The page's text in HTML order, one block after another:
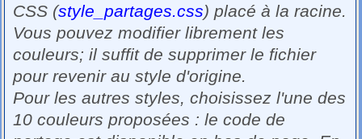
CSS (style_partages.css) placé à la racine.
Vous pouvez modifier librement les
couleurs; il suffit de supprimer le fichier
pour revenir au style d'origine.
Pour les autres styles, choisissez l'une des
10 couleurs proposées : le code de